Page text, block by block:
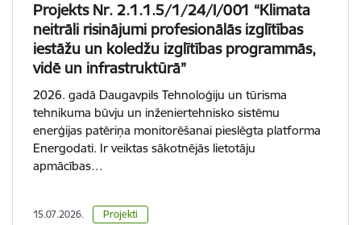
Projekts Nr. 2.1.1.5/1/24/I/001 “Klimata
neitrāli risinājumi profesionālās izglītības
iestāžu un koledžu izglītības programmās,
vidē un infrastruktūrā”
2026. gadā Daugavpils Tehnoloģiju un tūrisma
tehnikuma būvju un inženiertehnisko sistēmu
enerģijas patēriņa monitorēšanai pieslēgta platforma
Energodati. Ir veiktas sākotnējās lietotāju
apmācības…
15.07.2026. Projekti